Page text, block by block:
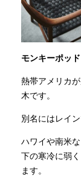
モンキーポッド
熱帯アメリカ
木です。
別名にはレイ
ハワイや南米
下の寒冷に弱
ます。